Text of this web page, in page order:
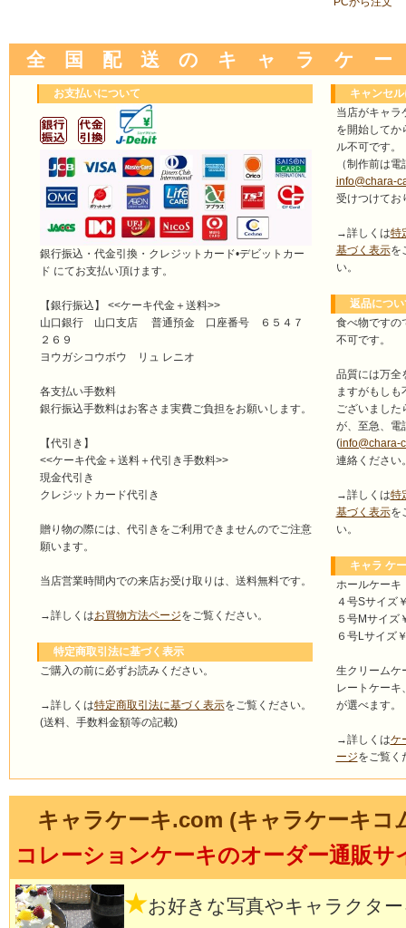
全 国 配 送 の キ ャ ラ ケ
お支払いについて
銀行振込・代金引換・クレジットカード•デビットカー
ド にてお支払い頂けます。
【銀行振込】 <<ケーキ代金＋送料>>
山口銀行 山口支店 普通預金 口座番号 ６５４７
２６９
ヨウガシコウボウ リュ レニオ
各支払い手数料
銀行振込手数料はお客さま実費ご負担をお願いします。
【代引き】
<<ケーキ代金＋送料＋代引き手数料>>
現金代引き
クレジットカード代引き
贈り物の際には、代引きをご利用できませんのでご注意
願います。
当店営業時間内での来店お受け取りは、送料無料です。
→詳しくはお買物方法ページをご覧ください。
特定商取引法に基づく表示
ご購入の前に必ずお読みください。
→詳しくは特定商取引法に基づく表示をご覧ください。
(送料、手数料金額等の記載)
キャンセル
当店がキャラ
を開始してか
ル不可です。
（制作前は
info@chara-
受けつけてお
→詳しくは特
基づく表示を
い。
返品につい
食べ物ですの
不可です。
品質には万全
ますがもしも
ございました
が、至急、電
(info@chara-
連絡ください
→詳しくは特
基づく表示を
い。
キャラ ケ
ホールケーキ
４号Sサイズ
５号Mサイズ
６号Lサイズ
生クリームケ
レートケーキ
が選べます。
→詳しくはケ
ージをご覧く
キャラケーキ.com (キャラケーキコ
コレーションケーキのオーダー通販サ
★お好きな写真やキャラクタ